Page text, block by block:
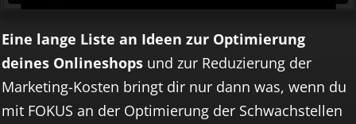
Eine lange Liste an Ideen zur Optimierung
deines Onlineshops und zur Reduzierung der
Marketing-Kosten bringt dir nur dann was, wenn du
mit FOKUS an der Optimierung der Schwachstellen